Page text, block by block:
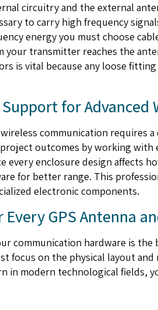
circuitry and the external
to carry high frequency
energy you must choose
your transmitter reaches the
is vital because any loose
for Advanced
communication requires
outcomes by working
every enclosure design affects
for better range. This
electronic components.
GPS Antenna
communication hardware is
focus on the physical layout
in modern technological fields,